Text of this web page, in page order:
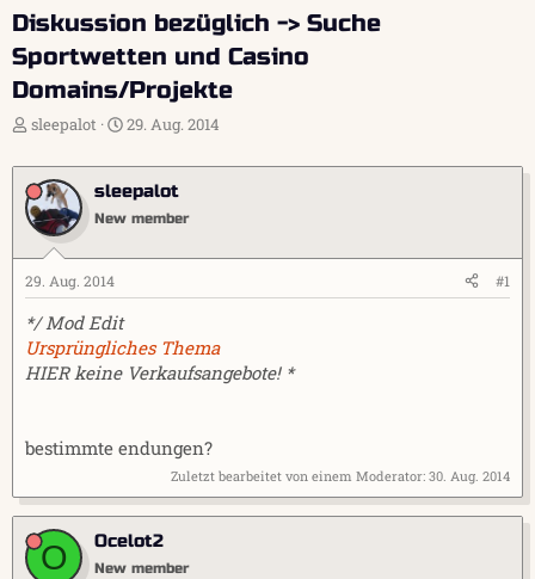
Diskussion bezüglich -> Suche
Sportwetten und Casino
Domains/Projekte
E
s
t
e
l
e
r
sleepalot
E
s
t
a
29. Aug. 2014
sleepalot
New member
29. Aug. 2014 #1
*/ Mod Edit
Ursprüngliches Thema
HIER keine Verkaufsangebote! *
bestimmte endungen?
Zuletzt bearbeitet von einem Moderator: 30. Aug. 2014
O Ocelot2
New member